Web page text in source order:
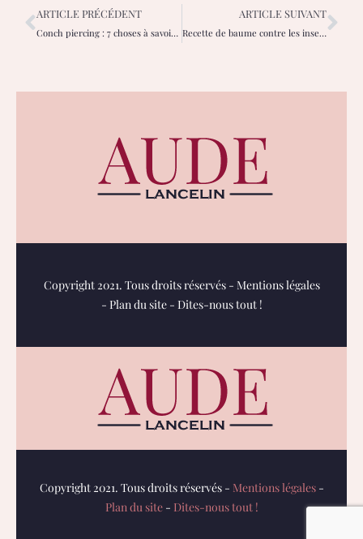
ARTICLE PRÉCÉDENT
Conch piercing : 7 choses à savoir avant de se faire percer
ARTICLE SUIVANT
Recette de baume contre les insectes entièrement naturel et facile !
Copyright 2021. Tous droits réservés - Mentions légales
- Plan du site- Dites-nous tout !
Copyright 2021. Tous droits réservés - Mentions légales-
Plan du site- Dites-nous tout !